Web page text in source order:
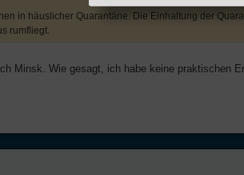
in häuslicher Quarantäne. Die Einhaltung der
rumfliegt.
Minsk. Wie gesagt, ich habe keine praktischen